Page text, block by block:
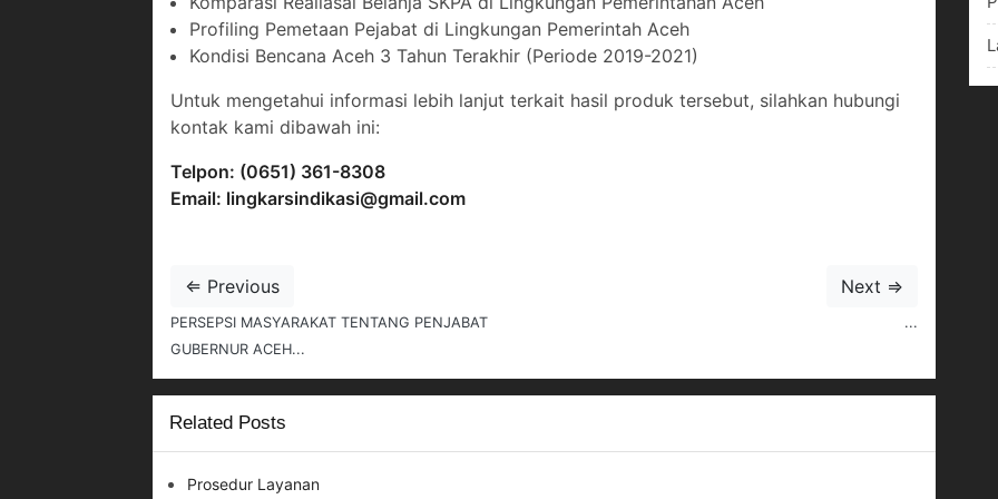
Profiling Pemetaan Pejabat di Lingkungan Pemerintah Aceh
Kondisi Bencana Aceh 3 Tahun Terakhir (Periode 2019-2021)
Untuk mengetahui informasi lebih lanjut terkait hasil produk tersebut, silahkan hubungi
kontak kami dibawah ini:
Telpon: (0651) 361-8308
Email: lingkarsindikasi@gmail.com
⇐ Previous
PERSEPSI MASYARAKAT TENTANG PENJABAT
GUBERNUR ACEH...
Next ⇒
...
Related Posts
Prosedur Layanan